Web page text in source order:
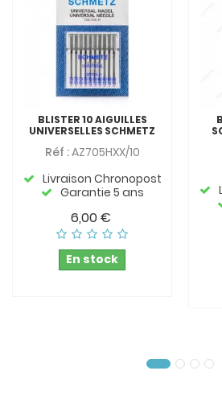
BLISTER 10 AIGUILLES
UNIVERSELLES SCHMETZ
Réf :AZ705HXX/10
Livraison Chronopost
Garantie 5 ans
6,00 €
En stock